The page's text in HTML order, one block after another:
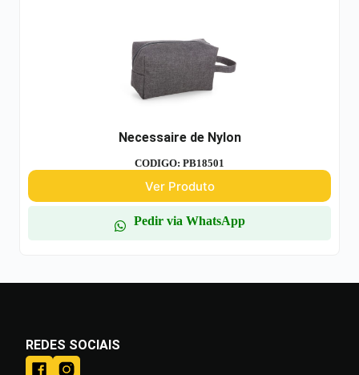
Necessaire de Nylon
CODIGO: PB18501
Ver Produto
Pedir via WhatsApp
REDES SOCIAIS